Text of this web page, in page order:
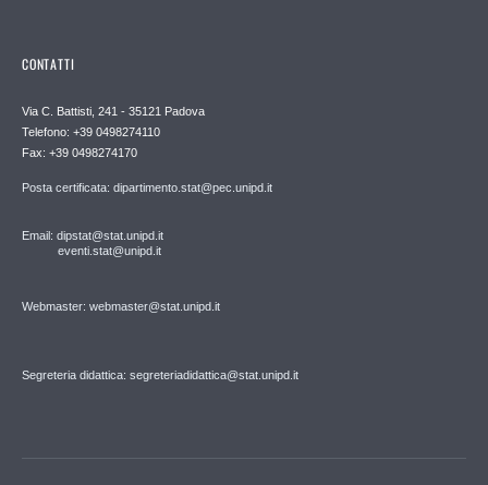
CONTATTI
Via C. Battisti, 241 - 35121 Padova
Telefono: +39 0498274110
Fax: +39 0498274170
Posta certificata: dipartimento.stat@pec.unipd.it
Email: dipstat@stat.unipd.it
eventi.stat@unipd.it
Webmaster: webmaster@stat.unipd.it
Segreteria didattica: segreteriadidattica@stat.unipd.it